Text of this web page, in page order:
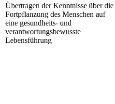
Übertragen der Kenntnisse über die
Fortpflanzung des Menschen auf
eine gesundheits- und
verantwortungsbewusste
Lebensführung